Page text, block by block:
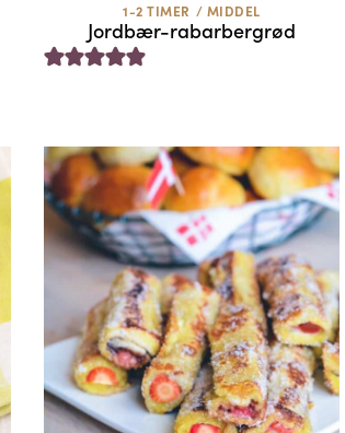
1-2 TIMER / MIDDEL
Jordbær-rabarbergrød